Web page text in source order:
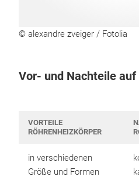
© alexandre zveiger / Fotolia
Vor- und Nachteile
VORTEILE
RÖHRENHEIZKÖRPER
in verschiedenen
Größe und Formen